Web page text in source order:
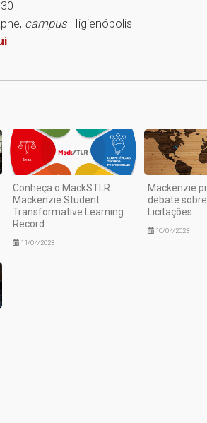
campus Higienópolis
Conheça o MackSTLR:
Mackenzie Student
Transformative Learning
Record
11/04/2023
Mackenzie
debate
Licitações
10/04/2023